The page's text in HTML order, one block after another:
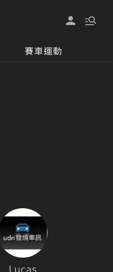
賽車運動
Lucas